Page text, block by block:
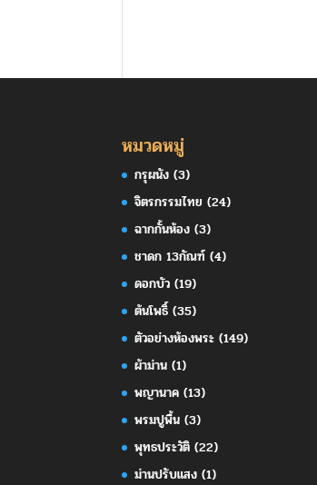
หมวดหมู่
กรุผนัง (3)
จิตรกรรมไทย (24)
ฉากกั้นห้อง (3)
ชาดก 13กัณฑ์ (4)
ดอกบัว (19)
ต้นโพธิ์ (35)
ตัวอย่างห้องพระ (149)
ผ้าม่าน (1)
พญานาค (13)
พรมปูพื้น (3)
พุทธประวัติ (22)
ม่านปรับแสง (1)